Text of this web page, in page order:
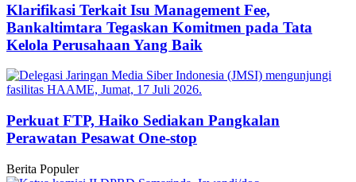
Klarifikasi Terkait Isu Management Fee,
Bankaltimtara Tegaskan Komitmen pada Tata
Kelola Perusahaan Yang Baik
Perkuat FTP, Haiko Sediakan Pangkalan
Perawatan Pesawat One-stop
Berita Populer